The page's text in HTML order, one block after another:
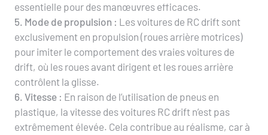
essentielle pour des manœuvres efficaces.
5. Mode de propulsion : Les voitures de RC drift sont
exclusivement en propulsion (roues arrière motrices)
pour imiter le comportement des vraies voitures de
drift, où les roues avant dirigent et les roues arrière
contrôlent la glisse.
6. Vitesse : En raison de l’utilisation de pneus en
plastique, la vitesse des voitures RC drift n’est pas
extrêmement élevée. Cela contribue au réalisme, car à